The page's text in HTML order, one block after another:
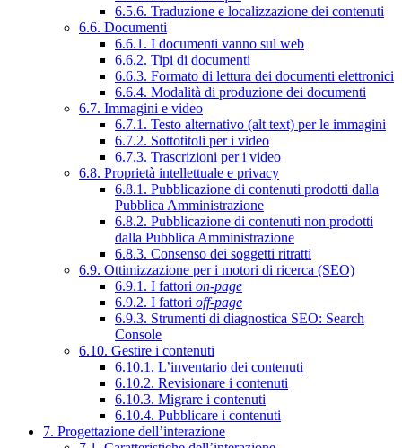
6.5.6. Traduzione e localizzazione dei contenuti
6.6. Documenti
6.6.1. I documenti vanno sul web
6.6.2. Tipi di documenti
6.6.3. Formato di lettura dei documenti elettronici
6.6.4. Modalità di produzione dei documenti
6.7. Immagini e video
6.7.1. Testo alternativo (alt text) per le immagini
6.7.2. Sottotitoli per i video
6.7.3. Trascrizioni per i video
6.8. Proprietà intellettuale e privacy
6.8.1. Pubblicazione di contenuti prodotti dalla
Pubblica Amministrazione
6.8.2. Pubblicazione di contenuti non prodotti
dalla Pubblica Amministrazione
6.8.3. Consenso dei soggetti ritratti
6.9. Ottimizzazione per i motori di ricerca (SEO)
6.9.1. I fattori on-page
6.9.2. I fattori off-page
6.9.3. Strumenti di diagnostica SEO: Search
Console
6.10. Gestire i contenuti
6.10.1. L’inventario dei contenuti
6.10.2. Revisionare i contenuti
6.10.3. Migrare i contenuti
6.10.4. Pubblicare i contenuti
7. Progettazione dell’interazione